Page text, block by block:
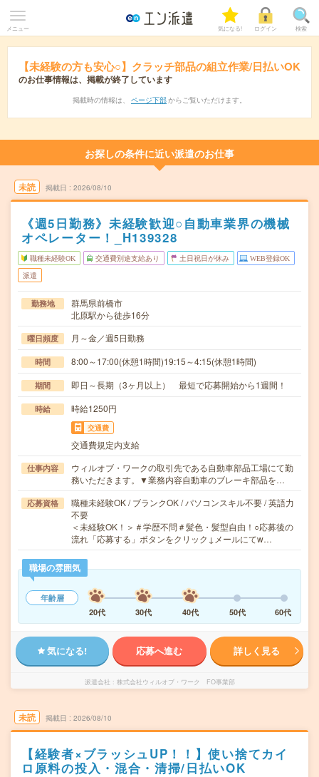
メニュー 気になる! ログイン 検索
【未経験の方も安心○】クラッチ部品の組立作業/日払いOK
のお仕事情報は、掲載が終了しています
掲載時の情報は、 ページ下部 からご覧いただけます。
お探しの条件に近い派遣のお仕事
未読 掲載日 2026/08/10
《週5日勤務》未経験歓迎○自動車業界の機械
オペレーター！_H139328
職種未経験OK 交通費別途支給あり 土日祝日が休み WEB登録OK
派遣
勤務地
群馬県前橋市
北原駅から徒歩16分
曜日頻度 月～金／週5日勤務
時間 8:00～17:00(休憩1時間)19:15～4:15(休憩1時間)
期間 即日～長期（3ヶ月以上） 最短で応募開始から1週間！
時給 時給1250円
交通費
交通費規定内支給
仕事内容
ウィルオブ・ワークの取引先である自動車部品工場にて勤
務いただきます。▼業務内容自動車のブレーキ部品を…
応募資格
職種未経験OK / ブランクOK / パソコンスキル不要 / 英語力
不要
＜未経験OK！＞＃学歴不問＃髪色・髪型自由！○応募後の
流れ「応募する」ボタンをクリック↓メールにてw…
職場の雰囲気
年齢層
20代
30代 40代 50代 60代
気になる! 応募へ進む 詳しく見る
派遣会社 株式会社ウィルオブ・ワーク FO事業部
未読 掲載日 2026/08/10
【経験者×ブラッシュUP！！】使い捨てカイ
ロ原料の投入・混合・清掃/日払いOK